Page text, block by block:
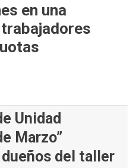
en una
Unidad
Marzo”
del taller